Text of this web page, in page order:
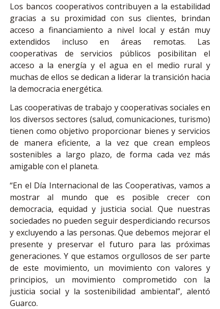
Los bancos cooperativos contribuyen a la estabilidad
gracias a su proximidad con sus clientes, brindan
acceso a financiamiento a nivel local y están muy
extendidos incluso en áreas remotas. Las
cooperativas de servicios públicos posibilitan el
acceso a la energía y el agua en el medio rural y
muchas de ellos se dedican a liderar la transición hacia
la democracia energética.
Las cooperativas de trabajo y cooperativas sociales en
los diversos sectores (salud, comunicaciones, turismo)
tienen como objetivo proporcionar bienes y servicios
de manera eficiente, a la vez que crean empleos
sostenibles a largo plazo, de forma cada vez más
amigable con el planeta.
“En el Día Internacional de las Cooperativas, vamos a
mostrar al mundo que es posible crecer con
democracia, equidad y justicia social. Que nuestras
sociedades no pueden seguir desperdiciando recursos
y excluyendo a las personas. Que debemos mejorar el
presente y preservar el futuro para las próximas
generaciones. Y que estamos orgullosos de ser parte
de este movimiento, un movimiento con valores y
principios, un movimiento comprometido con la
justicia social y la sostenibilidad ambiental”, alentó
Guarco.